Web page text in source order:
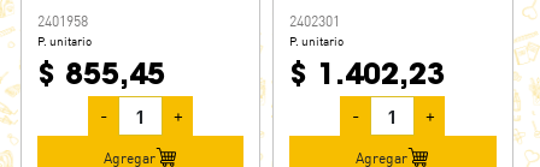
2401958
P. unitario
$ 855,45
- +
Agregar
2402301
P. unitario
$ 1.402,23
- +
Agregar